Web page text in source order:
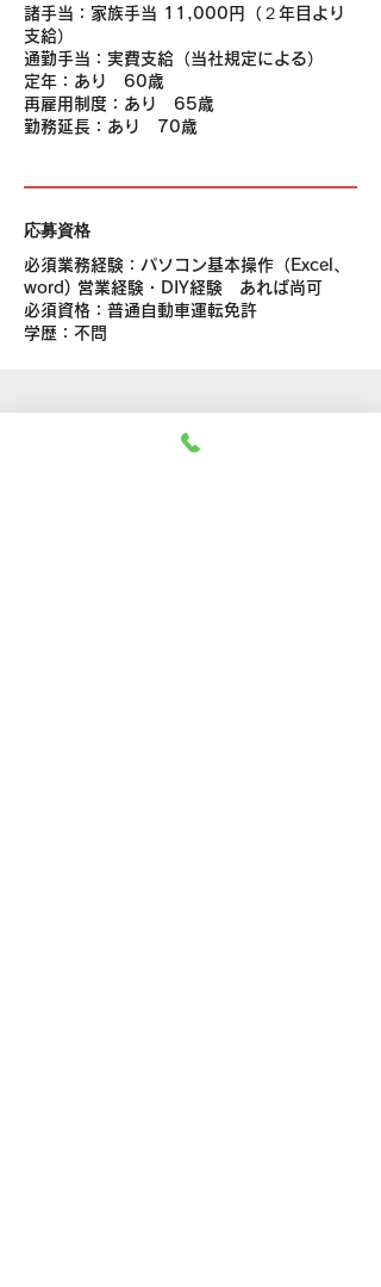
諸手当：家族手当 11,000円（２年目より
支給）
通勤手当：実費支給（当社規定による）
定年：あり 60歳
再雇用制度：あり 65歳
勤務延長：あり 70歳
応募資格
必須業務経験：パソコン基本操作（Excel、
word) 営業経験・DIY経験 あれば尚可
必須資格：普通自動車運転免許
学歴：不問